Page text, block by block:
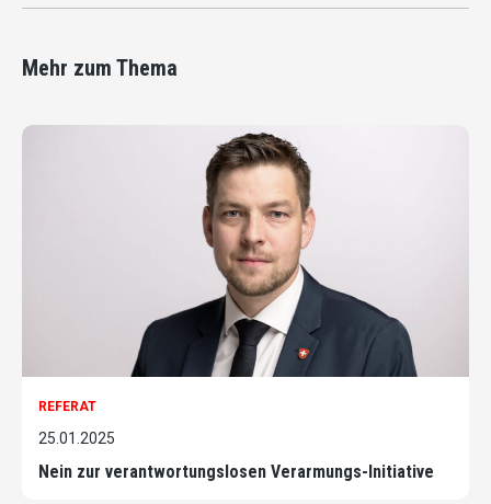
Mehr zum Thema
REFERAT
25.01.2025
Nein zur verantwortungslosen Verarmungs-Initiative